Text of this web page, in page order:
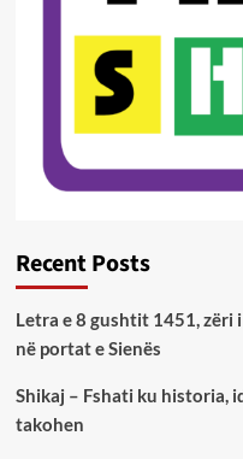
Recent Posts
Letra e 8 gushtit 1451, zëri
në portat e Sienës
Shikaj – Fshati ku historia,
takohen